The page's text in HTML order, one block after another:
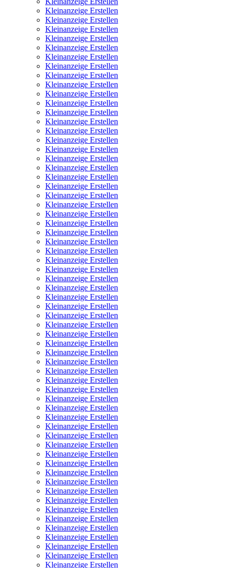
Kleinanzeige Erstellen
Kleinanzeige Erstellen
Kleinanzeige Erstellen
Kleinanzeige Erstellen
Kleinanzeige Erstellen
Kleinanzeige Erstellen
Kleinanzeige Erstellen
Kleinanzeige Erstellen
Kleinanzeige Erstellen
Kleinanzeige Erstellen
Kleinanzeige Erstellen
Kleinanzeige Erstellen
Kleinanzeige Erstellen
Kleinanzeige Erstellen
Kleinanzeige Erstellen
Kleinanzeige Erstellen
Kleinanzeige Erstellen
Kleinanzeige Erstellen
Kleinanzeige Erstellen
Kleinanzeige Erstellen
Kleinanzeige Erstellen
Kleinanzeige Erstellen
Kleinanzeige Erstellen
Kleinanzeige Erstellen
Kleinanzeige Erstellen
Kleinanzeige Erstellen
Kleinanzeige Erstellen
Kleinanzeige Erstellen
Kleinanzeige Erstellen
Kleinanzeige Erstellen
Kleinanzeige Erstellen
Kleinanzeige Erstellen
Kleinanzeige Erstellen
Kleinanzeige Erstellen
Kleinanzeige Erstellen
Kleinanzeige Erstellen
Kleinanzeige Erstellen
Kleinanzeige Erstellen
Kleinanzeige Erstellen
Kleinanzeige Erstellen
Kleinanzeige Erstellen
Kleinanzeige Erstellen
Kleinanzeige Erstellen
Kleinanzeige Erstellen
Kleinanzeige Erstellen
Kleinanzeige Erstellen
Kleinanzeige Erstellen
Kleinanzeige Erstellen
Kleinanzeige Erstellen
Kleinanzeige Erstellen
Kleinanzeige Erstellen
Kleinanzeige Erstellen
Kleinanzeige Erstellen
Kleinanzeige Erstellen
Kleinanzeige Erstellen
Kleinanzeige Erstellen
Kleinanzeige Erstellen
Kleinanzeige Erstellen
Kleinanzeige Erstellen
Kleinanzeige Erstellen
Kleinanzeige Erstellen